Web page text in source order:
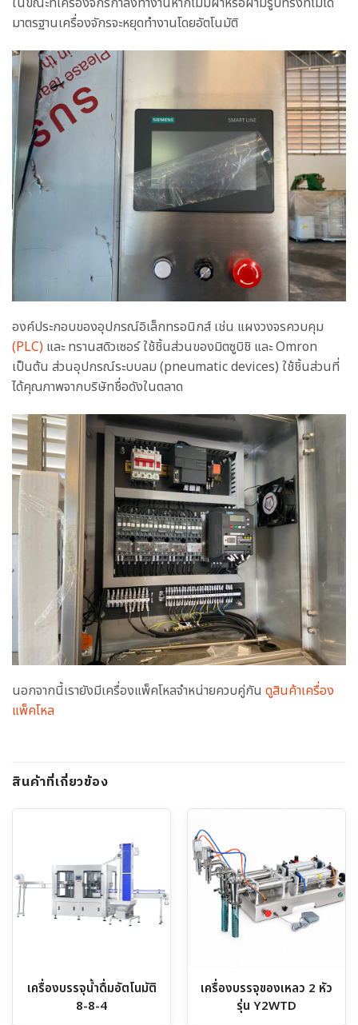
มาตรฐานเครื่องจักรจะหยุดทำงานโดยอัตโนมัติ
องค์ประกอบของอุปกรณ์อิเล็กทรอนิกส์ เช่น แผงวงจรควบคุม
(PLC) และ ทรานสดิวเซอร์ ใช้ชิ้นส่วนของมิตซูบิชิ และ Omron
เป็นต้น ส่วนอุปกรณ์ระบบลม (pneumatic devices) ใช้ชิ้นส่วนที่
ได้คุณภาพจากบริษัทชื่อดังในตลาด
นอกจากนี้เรายังมีเครื่องแพ็คโหลจำหน่ายควบคู่กัน ดูสินค้าเครื่อง
แพ็คโหล
สินค้าที่เกี่ยวข้อง
เครื่องบรรจุน้ำดื่มอัตโนมัติ
8-8-4
เครื่องบรรจุของเหลว 2 หัว
รุ่น Y2WTD